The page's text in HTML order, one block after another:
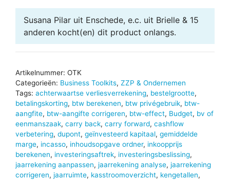
Susana Pilar uit Enschede, e.c. uit Brielle & 15
anderen kocht(en) dit product onlangs.
Artikelnummer: OTK
Categorieën: Business Toolkits, ZZP & Ondernemen
Tags: achterwaartse verliesverrekening, bestelgrootte,
betalingskorting, btw berekenen, btw privégebruik, btw-
aangfite, btw-aangifte corrigeren, btw-effect, Budget, bv of
eenmanszaak, carry back, carry forward, cashflow
verbetering, dupont, geïnvesteerd kapitaal, gemiddelde
marge, incasso, inhoudsopgave ordner, inkoopprijs
berekenen, investeringsaftrek, investeringsbeslissing,
jaarrekening aanpassen, jaarrekening analyse, jaarrekening
corrigeren, jaarruimte, kasstroomoverzicht, kengetallen,